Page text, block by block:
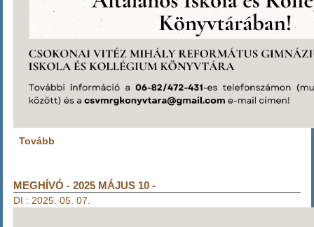
Tovább
)
MEGHÍVÓ - 2025 MÁJUS 10 -
DI : 2025. 05. 07.